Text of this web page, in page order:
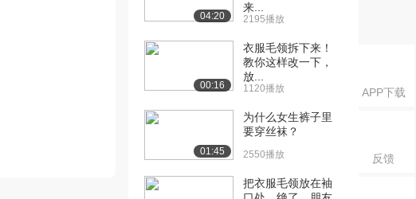
APP下载
反馈
04:20
来...
2195播放
00:16
衣服毛领拆下来！
教你这样改一下，
放...
1120播放
01:45
为什么女生裤子里
要穿丝袜？
2550播放
把衣服毛领放在袖